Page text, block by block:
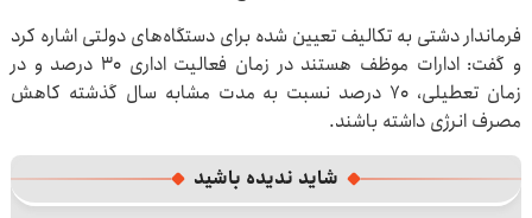
فرماندار دشتی به تکالیف تعیین شده برای دستگاه‌های دولتی اشاره کرد
و گفت: ادارات موظف هستند در زمان فعالیت اداری ۳۰ درصد و در
زمان تعطیلی، ۷۰ درصد نسبت به مدت مشابه سال گذشته کاهش
مصرف انرژی داشته باشند.
شاید ندیده باشید